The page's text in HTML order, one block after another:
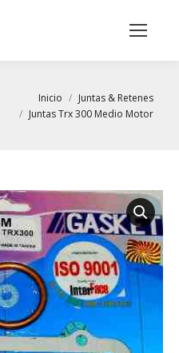
Buscar:
Estás aquí:Inicio
Juntas & Retenes
Juntas Trx 300 Medio Motor